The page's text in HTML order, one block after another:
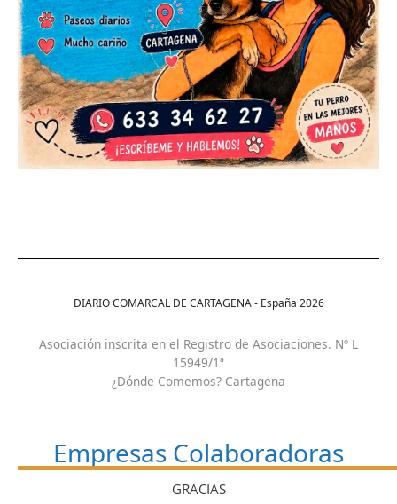
DIARIO COMARCAL DE CARTAGENA - España 2026
Asociación inscrita en el Registro de Asociaciones. Nº L
15949/1ª
¿Dónde Comemos? Cartagena
Empresas Colaboradoras
GRACIAS